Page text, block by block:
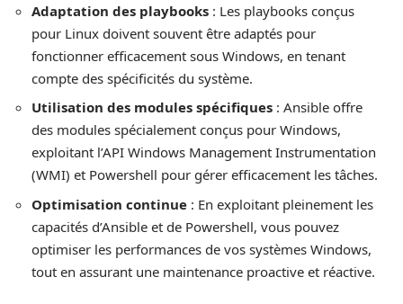
Adaptation des playbooks : Les playbooks conçus
pour Linux doivent souvent être adaptés pour
fonctionner efficacement sous Windows, en tenant
compte des spécificités du système.
Utilisation des modules spécifiques : Ansible offre
des modules spécialement conçus pour Windows,
exploitant l’API Windows Management Instrumentation
(WMI) et Powershell pour gérer efficacement les tâches.
Optimisation continue : En exploitant pleinement les
capacités d’Ansible et de Powershell, vous pouvez
optimiser les performances de vos systèmes Windows,
tout en assurant une maintenance proactive et réactive.